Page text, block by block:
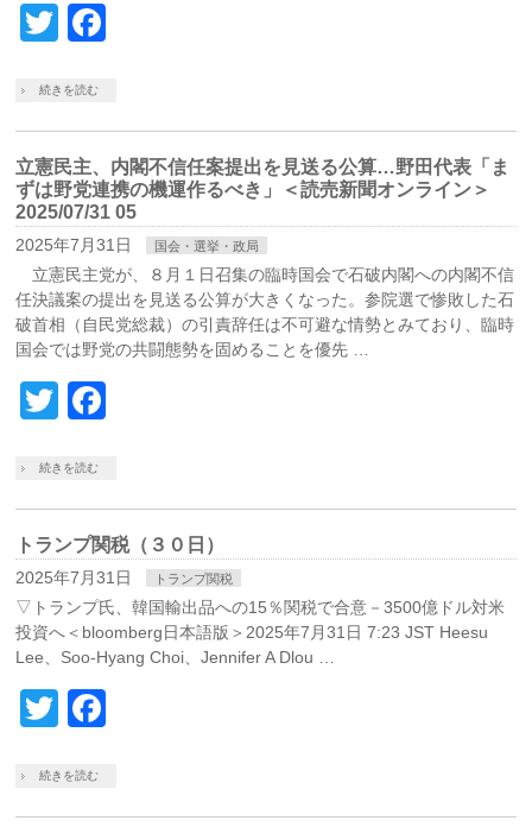
Twitter
続きを読む
立憲民主、内閣不信任案提出を見送る公算…野田代表「ま
ずは野党連携の機運作るべき」＜読売新聞オンライン＞
2025/07/31 05
2025年7月31日 国会・選挙・政局
立憲民主党が、８月１日召集の臨時国会で石破内閣への内閣不信
任決議案の提出を見送る公算が大きくなった。参院選で惨敗した石
破首相（自民党総裁）の引責辞任は不可避な情勢とみており、臨時
国会では野党の共闘態勢を固めることを優先 …
Twitter
続きを読む
トランプ関税（３０日）
2025年7月31日 トランプ関税
▽トランプ氏、韓国輸出品への15％関税で合意－3500億ドル対米
投資へ＜bloomberg日本語版＞2025年7月31日 7:23 JST Heesu
Lee、Soo-Hyang Choi、Jennifer A Dlou …
Twitter
続きを読む